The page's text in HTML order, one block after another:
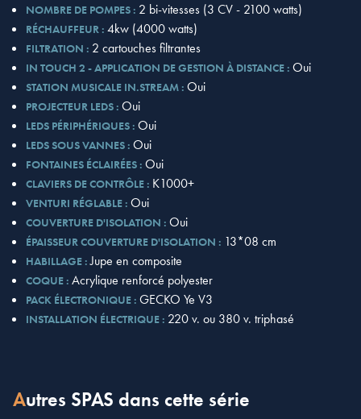
NOMBRE DE POMPES : 2 bi-vitesses (3 CV - 2100 watts)
RÉCHAUFFEUR : 4kw (4000 watts)
FILTRATION : 2 cartouches filtrantes
IN TOUCH 2 - APPLICATION DE GESTION À DISTANCE : Oui
STATION MUSICALE IN.STREAM : Oui
PROJECTEUR LEDS : Oui
LEDS PÉRIPHÉRIQUES : Oui
LEDS SOUS VANNES : Oui
FONTAINES ÉCLAIRÉES : Oui
CLAVIERS DE CONTRÔLE : K1000+
VENTURI RÉGLABLE : Oui
COUVERTURE D'ISOLATION : Oui
ÉPAISSEUR COUVERTURE D'ISOLATION : 13*08 cm
HABILLAGE :Jupe en composite
COQUE : Acrylique renforcé polyester
PACK ÉLECTRONIQUE : GECKO Ye V3
INSTALLATION ÉLECTRIQUE : 220 v. ou 380 v. triphasé
Autres SPAS dans cette série